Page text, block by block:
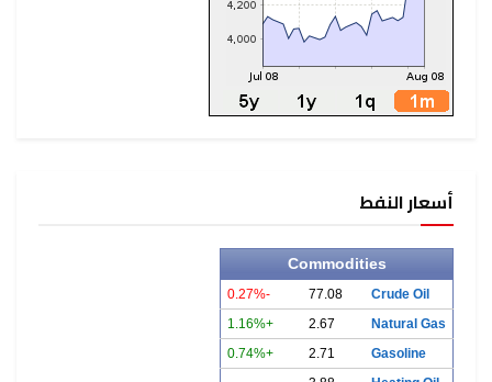
أسعار النفط
Commodities
Crude Oil
77.08
-0.27%
Natural Gas
2.67
+1.16%
Gasoline
2.71
+0.74%